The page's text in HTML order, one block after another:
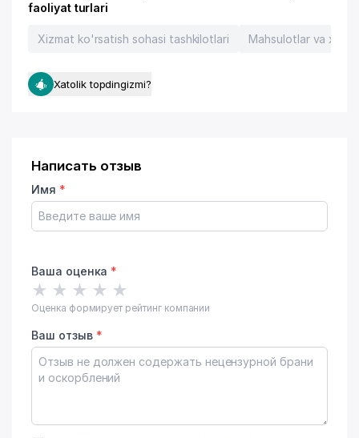
faoliyat turlari
Xizmat ko'rsatish sohasi tashkilotlari Mahsulotlar va
Xatolik topdingizmi?
Написать отзыв
Имя *
Ваша оценка *
★ ★ ★ ★ ★
Оценка формирует рейтинг компании
Ваш отзыв *